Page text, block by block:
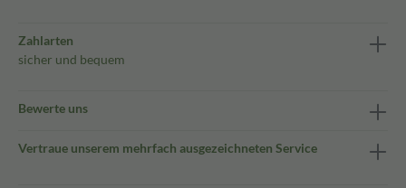
Zahlarten
sicher und bequem
Bewerte uns
Vertraue unserem mehrfach ausgezeichneten Service